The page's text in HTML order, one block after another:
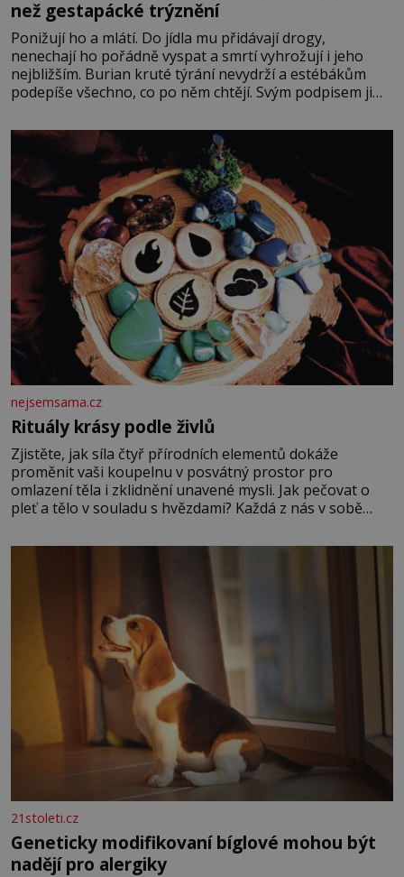
než gestapácké trýznění
Ponižují ho a mlátí. Do jídla mu přidávají drogy,
nenechají ho pořádně vyspat a smrtí vyhrožují i jeho
nejbližším. Burian kruté týrání nevydrží a estébákům
podepíše všechno, co po něm chtějí. Svým podpisem jim
fyzický ani psychický nátlak. Syn brněnského řezníka
chce být knězem a
nejsemsama.cz
Rituály krásy podle živlů
Zjistěte, jak síla čtyř přírodních elementů dokáže
proměnit vaši koupelnu v posvátný prostor pro
omlazení těla i zklidnění unavené mysli. Jak pečovat o
pleť a tělo v souladu s hvězdami? Každá z nás v sobě
povaze, ale i v potřebách naší pokožky. Ohnivá znamení
Ženy narozené ve znamení Berana, Lva a Střelce v sobě
nesou žár, odvahu a neutuchající elán. Vaše
21stoleti.cz
Geneticky modifikovaní bíglové mohou být
nadějí pro alergiky